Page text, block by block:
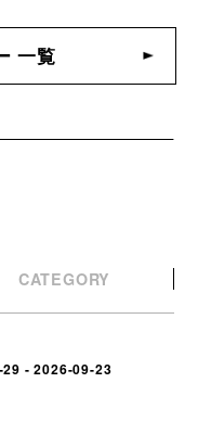
一覧
CATEGORY
- 2026-09-23